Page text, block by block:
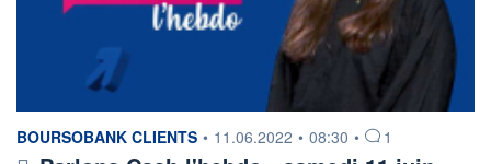
information fournie par
BOURSOBANK CLIENTS • 11.06.2022 • 08:30 • 1